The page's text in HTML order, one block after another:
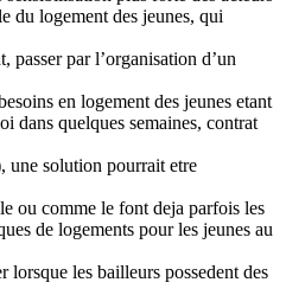
du logement des jeunes, qui
passer par l’organisation d’un
en logement des jeunes etant
dans quelques semaines, contrat
une solution pourrait etre
ou comme le font deja parfois les
de logements pour les jeunes au
lorsque les bailleurs possedent des